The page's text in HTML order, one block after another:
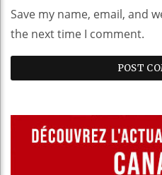
Save my name, email, and
the next time I comment.